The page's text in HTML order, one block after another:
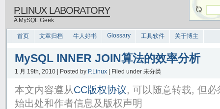
P.LINUX LABORATORY
A MySQL Geek
首页 文章归档 牛人好书 Glossary 工具软件 关于博主
MySQL INNER JOIN算法的效率分析
1 月 19th, 2010 | Posted by P.Linux | Filed under 未分类
本文内容遵从CC版权协议, 可以随意转载, 但
始出处和作者信息及版权声明